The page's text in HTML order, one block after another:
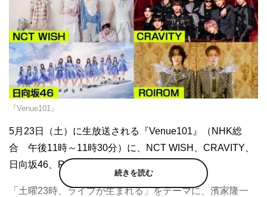
『Venue101』
5月23日（土）に生放送される『Venue101』（NHK総
合 午後11時～11時30分）に、NCT WISH、CRAVITY、
日向坂46、ROIROMが出演する。
「土曜23時、ライブが生まれる」をテーマに、濱家隆一
続きを読む